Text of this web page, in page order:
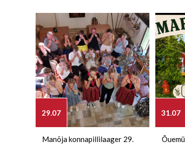
29.07
Manõja konnapillilaager 29.
31.07